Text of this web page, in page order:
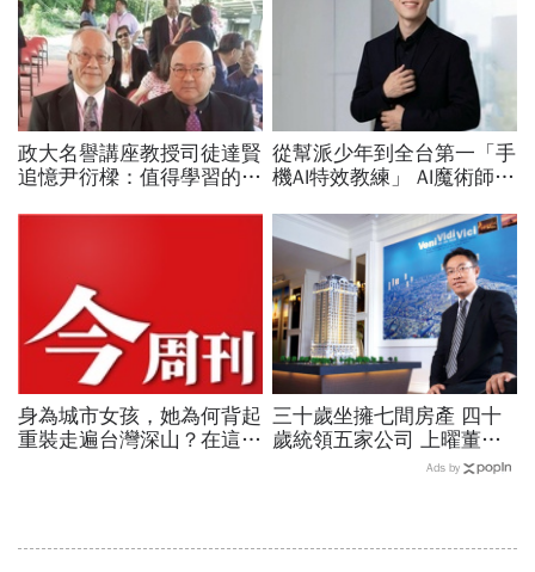
政大名譽講座教授司徒達賢
追憶尹衍樑：值得學習的一
從幫派少年到全台第一「手
機AI特效教練」 AI魔術師晨
景的人，也能靠AI翻轉人
生！
身為城市女孩，她為何背起
重裝走遍台灣深山？在這座
三十歲坐擁七間房產 四十
歲統領五家公司 上曜董座
張祐銘 不可思議的闖蕩人
Ads by